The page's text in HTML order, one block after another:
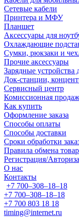
Сетевые кабели
Принтера и МФУ
Планшет
Аксессуары для
Охлаждающие
Сумки, рюкзаки и
Прочие аксессуары
Зарядные устройства
Док-станции,
Сервисный центр
Комиссионная
Как купить
Оформление заказа
Способы оплаты
Способы доставки
Сроки обработки
Правила обмена
Регистрация/
О нас
Контакты
+7 700‒308‒18‒18
+7 700‒308‒18‒18
+7 700 803 18 18
timing@internet.ru